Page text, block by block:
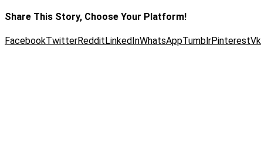
Share This Story, Choose Your Platform!
FacebookTwitterRedditLinkedInWhatsAppTumblrPinterestVk